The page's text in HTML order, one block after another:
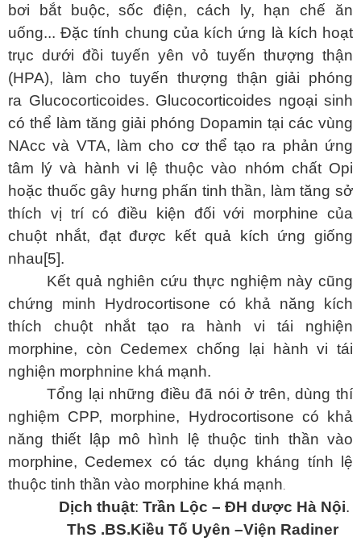
bơi bắt buộc, sốc điện, cách ly, hạn chế ăn
uống... Đặc tính chung của kích ứng là kích hoạt
trục dưới đồi tuyến yên vỏ tuyến thượng thận
(HPA), làm cho tuyến thượng thận giải phóng
ra Glucocorticoides. Glucocorticoides ngoại sinh
có thể làm tăng giải phóng Dopamin tại các vùng
NAcc và VTA, làm cho cơ thể tạo ra phản ứng
tâm lý và hành vi lệ thuộc vào nhóm chất Opi
hoặc thuốc gây hưng phấn tinh thần, làm tăng sở
thích vị trí có điều kiện đối với morphine của
chuột nhắt, đạt được kết quả kích ứng giống
nhau[5].
Kết quả nghiên cứu thực nghiệm này cũng
chứng minh Hydrocortisone có khả năng kích
thích chuột nhắt tạo ra hành vi tái nghiện
morphine, còn Cedemex chống lại hành vi tái
nghiện morphnine khá mạnh.
Tổng lại những điều đã nói ở trên, dùng thí
nghiệm CPP, morphine, Hydrocortisone có khả
năng thiết lập mô hình lệ thuộc tinh thần vào
morphine, Cedemex có tác dụng kháng tính lệ
thuộc tinh thần vào morphine khá mạnh.
Dịch thuật: Trần Lộc – ĐH dược Hà Nội.
ThS .BS.Kiều Tố Uyên –Viện Radiner